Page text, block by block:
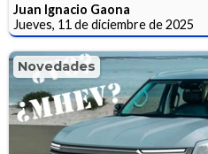
Juan Ignacio Gaona
Jueves, 11 de diciembre de 2025
Novedades